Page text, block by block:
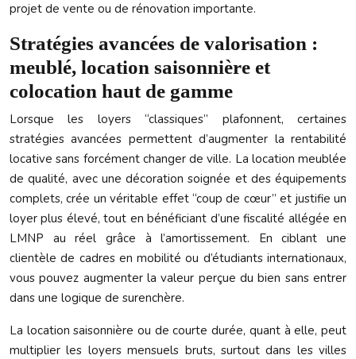
projet de vente ou de rénovation importante.
Stratégies avancées de valorisation :
meublé, location saisonnière et
colocation haut de gamme
Lorsque les loyers “classiques” plafonnent, certaines
stratégies avancées permettent d’augmenter la rentabilité
locative sans forcément changer de ville. La location meublée
de qualité, avec une décoration soignée et des équipements
complets, crée un véritable effet “coup de cœur” et justifie un
loyer plus élevé, tout en bénéficiant d’une fiscalité allégée en
LMNP au réel grâce à l’amortissement. En ciblant une
clientèle de cadres en mobilité ou d’étudiants internationaux,
vous pouvez augmenter la valeur perçue du bien sans entrer
dans une logique de surenchère.
La location saisonnière ou de courte durée, quant à elle, peut
multiplier les loyers mensuels bruts, surtout dans les villes